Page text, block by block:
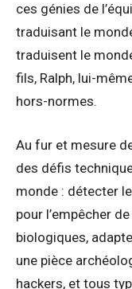
ces génies de
traduisant le
traduisent le
fils, Ralph, lui-
hors-normes.
Au fur et mesure
des défis
monde : détecter
pour l’empêcher
biologiques,
une pièce
hackers, et tous